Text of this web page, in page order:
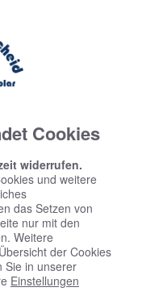
Cookies
widerrufen.
und weitere
das Setzen von
nur mit den
Weitere
der Cookies
Sie in unserer
Einstellungen